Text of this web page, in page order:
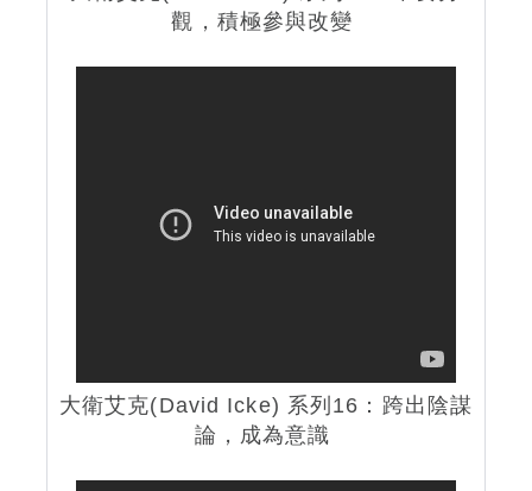
觀，積極參與改變
大衛艾克(David Icke) 系列16：跨出陰謀
論，成為意識